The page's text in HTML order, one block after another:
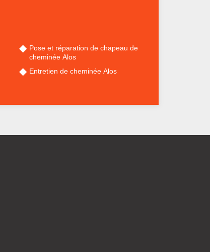
Pose et réparation de chapeau de
cheminée Alos
Entretien de cheminée Alos